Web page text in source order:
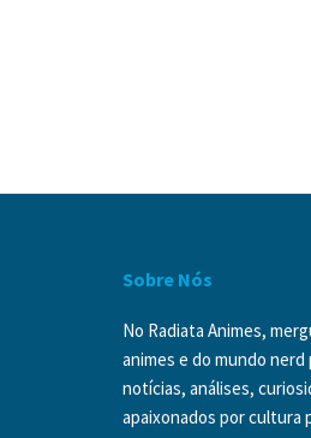
Sobre Nós
No Radiata Animes,
animes e do mundo
notícias, análises,
apaixonados por cultura